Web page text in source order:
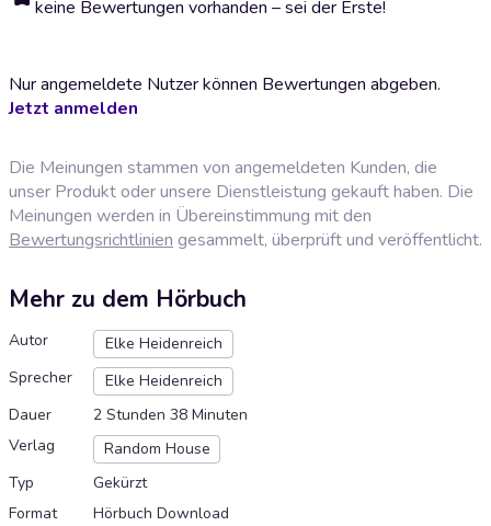
keine Bewertungen vorhanden – sei der Erste!
Nur angemeldete Nutzer können Bewertungen abgeben.
Jetzt anmelden
Die Meinungen stammen von angemeldeten Kunden, die
unser Produkt oder unsere Dienstleistung gekauft haben. Die
Meinungen werden in Übereinstimmung mit den
Bewertungsrichtlinien gesammelt, überprüft und veröffentlicht.
Mehr zu dem Hörbuch
Autor
Elke Heidenreich
Sprecher
Elke Heidenreich
Dauer
2 Stunden 38 Minuten
Verlag
Random House
Typ
Gekürzt
Format
Hörbuch Download